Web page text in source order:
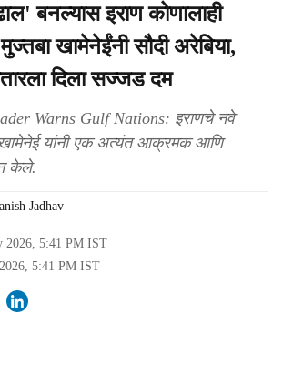
बनल्यास इराण कोणालाही
खामेनेईंनी सौदी अरेबिया,
दिला सज्जड दम
Warns Gulf Nations: इराणचे नवे
खामेनेई यांनी एक अत्यंत आक्रमक आणि
केले.
Jadhav
2026, 5:41 PM IST
5:41 PM IST